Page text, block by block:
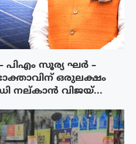
പിഎം സൂര്യ ഘർ –
ഒരുലക്ഷം
നല്കാൻ വിജയ്...